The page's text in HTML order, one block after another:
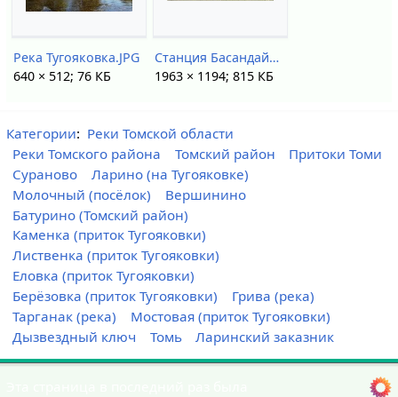
Река Тугояковка.JPG
640 × 512; 76 КБ
Станция Басандайка.JPG
1963 × 1194; 815 КБ
Категории: Реки Томской области
Реки Томского района
Томский район
Притоки Томи
Сураново
Ларино (на Тугояковке)
Молочный (посёлок)
Вершинино
Батурино (Томский район)
Каменка (приток Тугояковки)
Лиственка (приток Тугояковки)
Еловка (приток Тугояковки)
Берёзовка (приток Тугояковки)
Грива (река)
Тарганак (река)
Мостовая (приток Тугояковки)
Дызвездный ключ
Томь Ларинский заказник